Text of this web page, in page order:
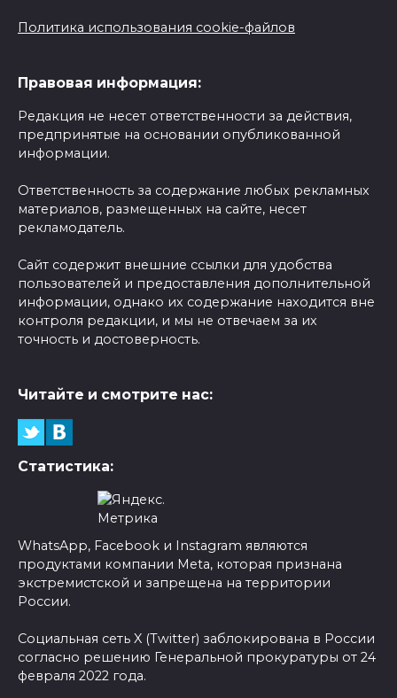
Политика использования cookie-файлов
Правовая информация:
Редакция не несет ответственности за действия,
предпринятые на основании опубликованной
информации.
Ответственность за содержание любых рекламных
материалов, размещенных на сайте, несет
рекламодатель.
Сайт содержит внешние ссылки для удобства
пользователей и предоставления дополнительной
информации, однако их содержание находится вне
контроля редакции, и мы не отвечаем за их
точность и достоверность.
Читайте и смотрите нас:
Статистика:
WhatsApp, Facebook и Instagram являются
продуктами компании Meta, которая признана
экстремистской и запрещена на территории
России.
Социальная сеть X (Twitter) заблокирована в России
согласно решению Генеральной прокуратуры от 24
февраля 2022 года.